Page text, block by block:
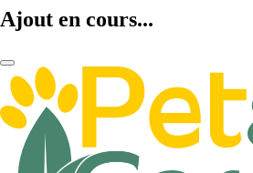
Ajout en cours...